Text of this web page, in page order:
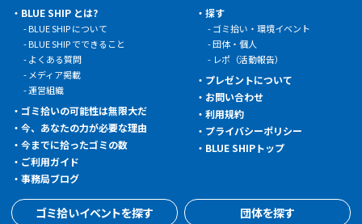
BLUE SHIP とは?
BLUE SHIP について
BLUE SHIP でできること
よくある質問
メディア掲載
運営組織
ゴミ拾いの可能性は無限大だ
今、あなたの力が必要な理由
今までに拾ったゴミの数
ご利用ガイド
事務局ブログ
探す
ゴミ拾い・環境イベント
団体・個人
レポ（活動報告）
プレゼントについて
お問い合わせ
利用規約
プライバシーポリシー
BLUE SHIPトップ
ゴミ拾いイベントを探す 団体を探す